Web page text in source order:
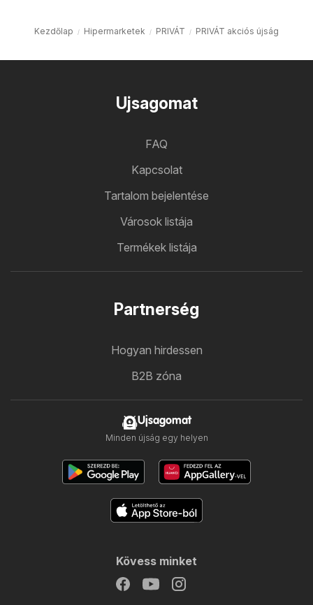
Kezdőlap Hipermarketek PRIVÁT PRIVÁT akciós újság
Ujsagomat
FAQ
Kapcsolat
Tartalom bejelentése
Városok listája
Termékek listája
Partnerség
Hogyan hirdessen
B2B zóna
Ujsagomat
Minden újság egy helyen
Kövess minket